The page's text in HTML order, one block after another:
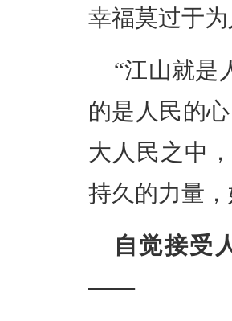
幸福莫过于
“江山就是
的是人民的
大人民之中
持久的力量
自觉接受
——